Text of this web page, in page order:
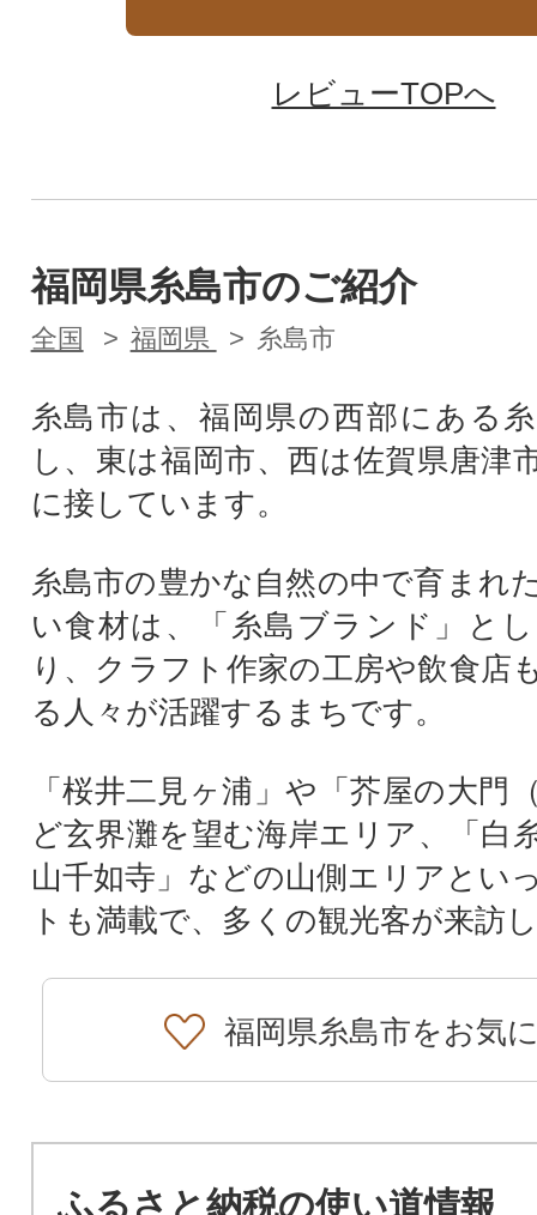
レビューTOPへ
福岡県糸島市のご紹介
全国 福岡県 糸島市
糸島市は、福岡県の西部にある
し、東は福岡市、西は佐賀県唐津
に接しています。
糸島市の豊かな自然の中で育まれ
い食材は、「糸島ブランド」と
り、クラフト作家の工房や飲食店
る人々が活躍するまちです。
「桜井二見ヶ浦」や「芥屋の大門
ど玄界灘を望む海岸エリア、「白
山千如寺」などの山側エリアとい
トも満載で、多くの観光客が来訪
福岡県糸島市をお気
ふるさと納税の使い道情報